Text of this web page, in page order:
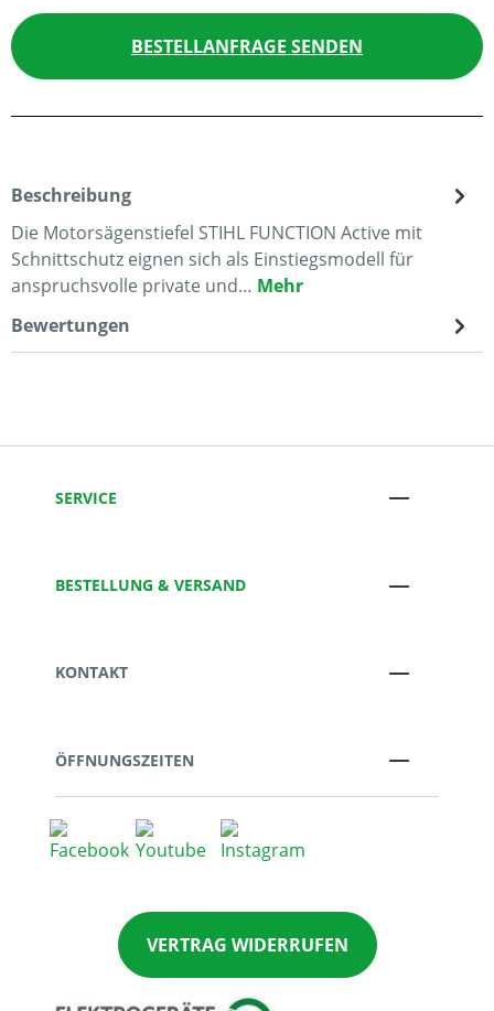
BESTELLANFRAGE SENDEN
Beschreibung
Die Motorsägenstiefel STIHL FUNCTION Active mit
Schnittschutz eignen sich als Einstiegsmodell für
anspruchsvolle private und… Mehr
Bewertungen
SERVICE
BESTELLUNG & VERSAND
KONTAKT
ÖFFNUNGSZEITEN
VERTRAG WIDERRUFEN